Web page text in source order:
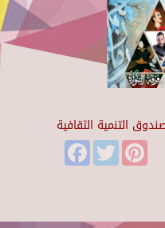
التنمية الثقافية
FacebookTwitter